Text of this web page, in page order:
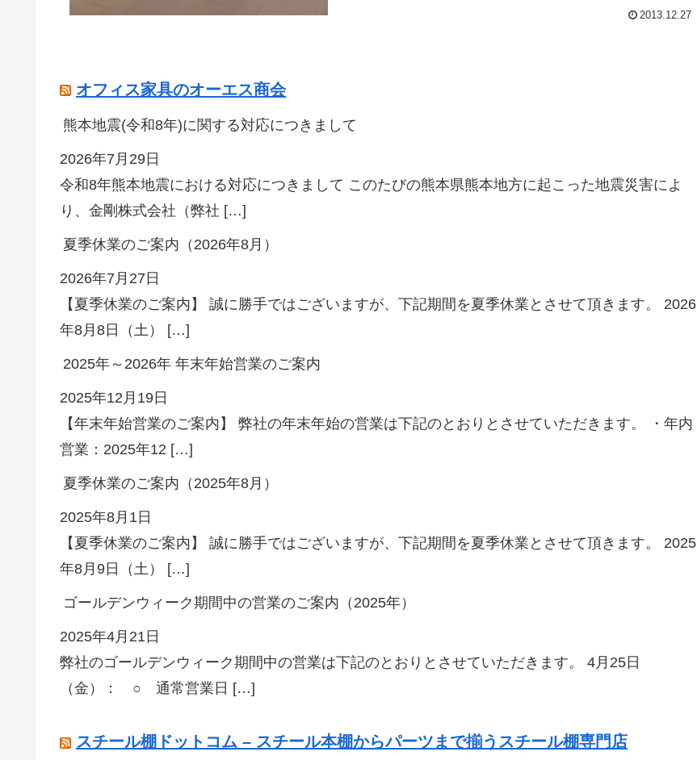
2013.12.27
オフィス家具のオーエス商会
熊本地震(令和8年)に関する対応につきまして
2026年7月29日
令和8年熊本地震における対応につきまして このたびの熊本県熊本地方に起こった地震災害によ
り、金剛株式会社（弊社 […]
夏季休業のご案内（2026年8月）
2026年7月27日
【夏季休業のご案内】 誠に勝手ではございますが、下記期間を夏季休業とさせて頂きます。 2026
年8月8日（土） […]
2025年～2026年 年末年始営業のご案内
2025年12月19日
【年末年始営業のご案内】 弊社の年末年始の営業は下記のとおりとさせていただきます。 ・年内
営業：2025年12 […]
夏季休業のご案内（2025年8月）
2025年8月1日
【夏季休業のご案内】 誠に勝手ではございますが、下記期間を夏季休業とさせて頂きます。 2025
年8月9日（土） […]
ゴールデンウィーク期間中の営業のご案内（2025年）
2025年4月21日
弊社のゴールデンウィーク期間中の営業は下記のとおりとさせていただきます。 4月25日
（金）： ○ 通常営業日 […]
スチール棚ドットコム – スチール本棚からパーツまで揃うスチール棚専門店